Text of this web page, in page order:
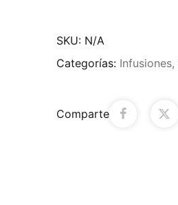
SKU: N/A
Categorías: Infusiones,
Comparte